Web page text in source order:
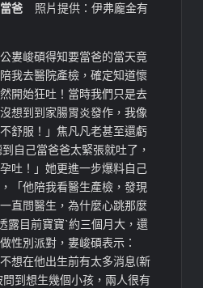
當爸 照片提供：伊弗龐金有
婁峻碩得知要當爸的當天竟
我去醫院產檢，確定知道懷
開始狂吐！當時我們只是去
想到到家腸胃炎發作，我像
舒服！」焦凡凡老甚至還虧
自己當爸爸太緊張就吐了，
吐！」她更進一步爆料自己
「他陪我看醫生產檢，發現
直問醫生，為什麼心跳那麼
露目前寶寶ˋ約三個月大，還
性別派對，婁峻碩表示：
想在他出生前有太多消息(新
到想生幾個小孩，兩人很有